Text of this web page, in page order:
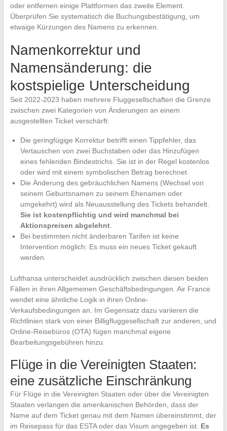
oder entfernen einige Plattformen das zweite Element.
Überprüfen Sie systematisch die Buchungsbestätigung, um
etwaige Kürzungen des Namens zu erkennen.
Namenkorrektur und
Namensänderung: die
kostspielige Unterscheidung
Seit 2022-2023 haben mehrere Fluggesellschaften die Grenze
zwischen zwei Kategorien von Änderungen an einem
ausgestellten Ticket verschärft:
Die geringfügige Korrektur betrifft einen Tippfehler, das
Vertauschen von zwei Buchstaben oder das Hinzufügen
eines fehlenden Bindestrichs. Sie ist in der Regel kostenlos
oder wird mit einem symbolischen Betrag berechnet.
Die Änderung des gebräuchlichen Namens (Wechsel von
seinem Geburtsnamen zu seinem Ehenamen oder
umgekehrt) wird als Neuausstellung des Tickets behandelt.
Sie ist kostenpflichtig und wird manchmal bei
Aktionspreisen abgelehnt.
Bei bestimmten nicht änderbaren Tarifen ist keine
Intervention möglich: Es muss ein neues Ticket gekauft
werden.
Lufthansa unterscheidet ausdrücklich zwischen diesen beiden
Fällen in ihren Allgemeinen Geschäftsbedingungen. Air France
wendet eine ähnliche Logik in ihren Online-
Verkaufsbedingungen an. Im Gegensatz dazu variieren die
Richtlinien stark von einer Billigfluggesellschaft zur anderen, und
Online-Reisebüros (OTA) fügen manchmal eigene
Bearbeitungsgebühren hinzu.
Flüge in die Vereinigten Staaten:
eine zusätzliche Einschränkung
Für Flüge in die Vereinigten Staaten oder über die Vereinigten
Staaten verlangen die amerikanischen Behörden, dass der
Name auf dem Ticket genau mit dem Namen übereinstimmt, der
im Reisepass für das ESTA oder das Visum angegeben ist. Es